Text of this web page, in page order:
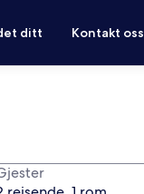
ditt Kontakt oss